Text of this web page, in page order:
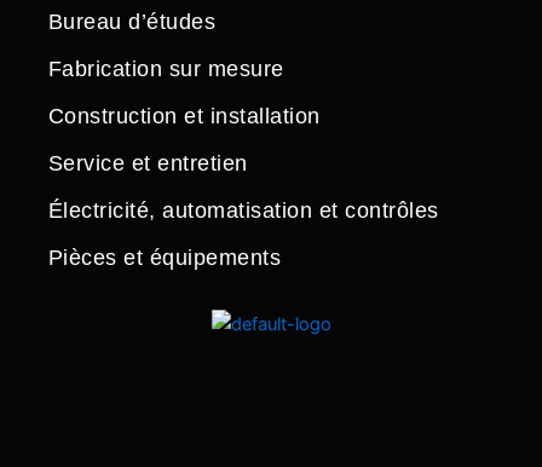
Bureau d’études
Fabrication sur mesure
Construction et installation
Service et entretien
Électricité, automatisation et contrôles
Pièces et équipements